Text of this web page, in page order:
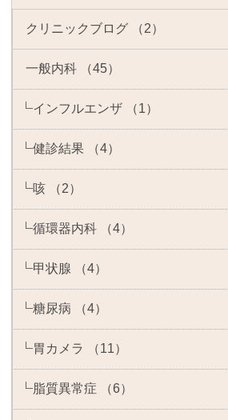
クリニックブログ （2）
一般内科 （45）
インフルエンザ （1）
健診結果 （4）
咳 （2）
循環器内科 （4）
甲状腺 （4）
糖尿病 （4）
胃カメラ （11）
脂質異常症 （6）